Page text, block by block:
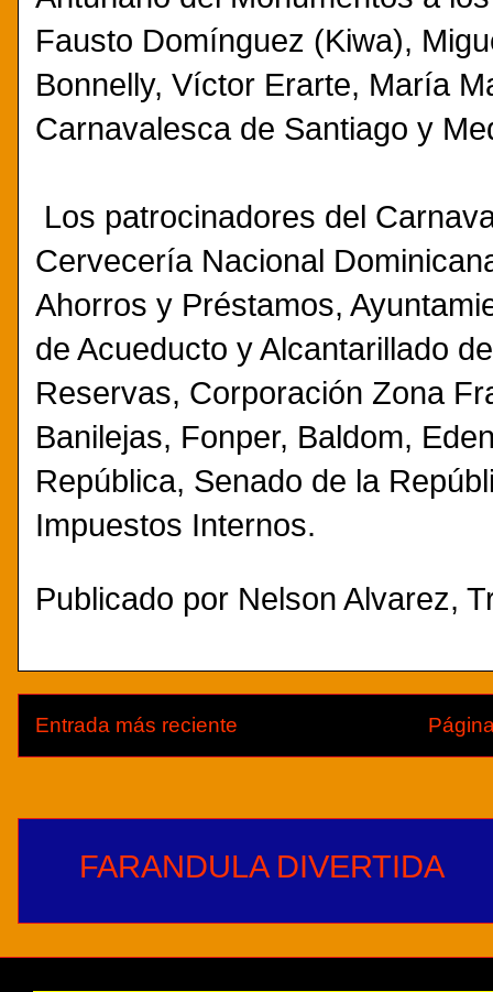
Fausto Domínguez (Kiwa),
Bonnelly, Víctor Erarte, María
Carnavalesca de Santiago y
Los patrocinadores del
Cervecería Nacional
Ahorros y Préstamos,
de Acueducto y Alcantarillado
Reservas, Corporación Zona
Banilejas, Fonper, Baldom,
República, Senado de la
Impuestos Internos.
Publicado por Nelson Alvarez,
Entrada más reciente
FARANDULA DIVERTIDA